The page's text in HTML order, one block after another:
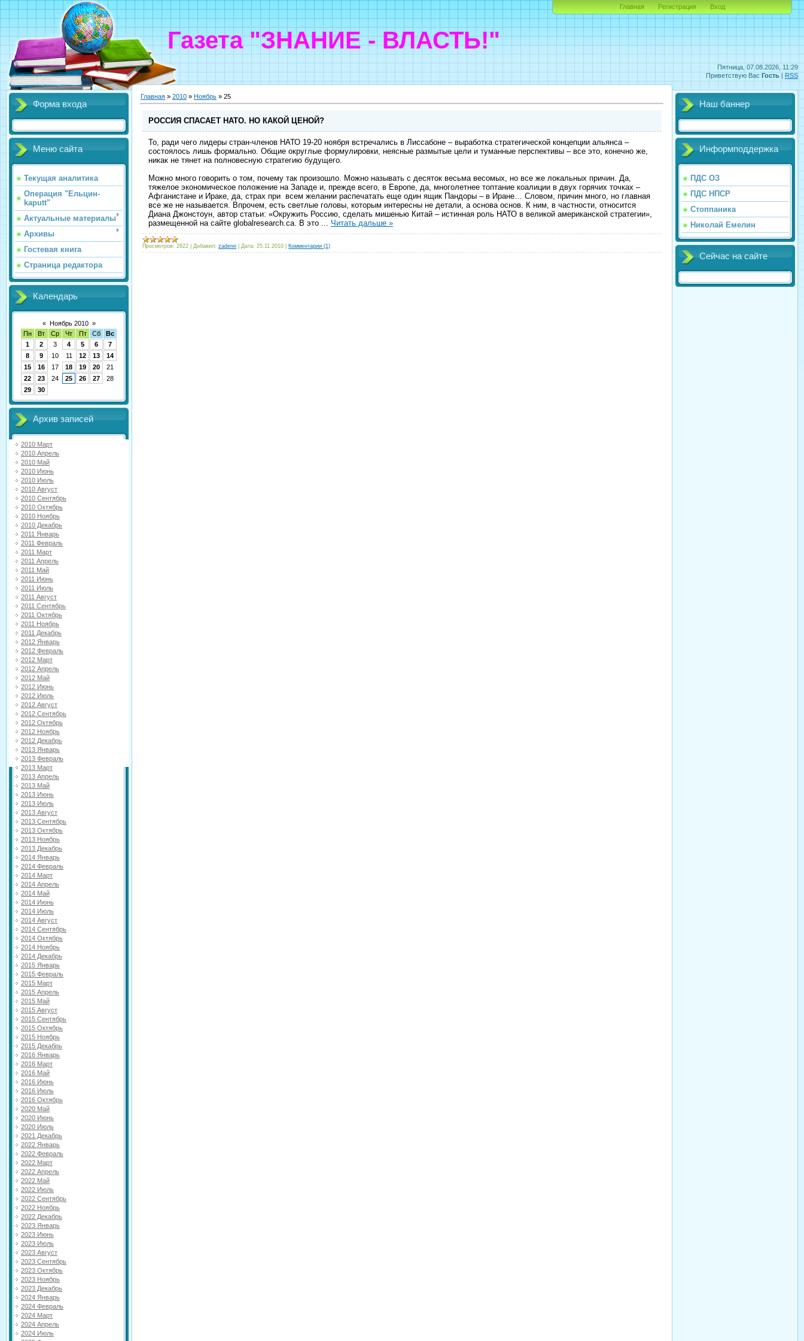
Пятница, 07.08.2026, 11:29
Приветствую Вас Гость | RSS
Газета "ЗНАНИЕ - ВЛАСТЬ!"
Главная Регистрация Вход
Форма входа
Меню сайта
Текущая аналитика
Операция "Ельцин-
kaputt"
Актуальные материалы
Архивы
Гостевая книга
Страница редактора
Календарь
« Ноябрь 2010 »
Пн
Вт Ср Чт Пт Сб
Вс
1
2 3 4 5 6
7
8
9 10 11 12 13
14
15
16 17 18 19 20
21
22
23 24 25 26 27
28
29
30
Архив записей
2010 Март
2010 Апрель
2010 Май
2010 Июнь
2010 Июль
2010 Август
2010 Сентябрь
2010 Октябрь
2010 Ноябрь
2010 Декабрь
2011 Январь
2011 Февраль
2011 Март
2011 Апрель
2011 Май
2011 Июнь
2011 Июль
2011 Август
2011 Сентябрь
2011 Октябрь
2011 Ноябрь
2011 Декабрь
2012 Январь
2012 Февраль
2012 Март
2012 Апрель
2012 Май
2012 Июнь
2012 Июль
2012 Август
2012 Сентябрь
2012 Октябрь
2012 Ноябрь
2012 Декабрь
2013 Январь
2013 Февраль
2013 Март
2013 Апрель
2013 Май
2013 Июнь
2013 Июль
2013 Август
2013 Сентябрь
2013 Октябрь
2013 Ноябрь
2013 Декабрь
2014 Январь
2014 Февраль
2014 Март
2014 Апрель
2014 Май
2014 Июнь
2014 Июль
2014 Август
2014 Сентябрь
2014 Октябрь
2014 Ноябрь
2014 Декабрь
2015 Январь
2015 Февраль
2015 Март
2015 Апрель
2015 Май
2015 Август
2015 Сентябрь
2015 Октябрь
2015 Ноябрь
2015 Декабрь
2016 Январь
2016 Март
2016 Май
2016 Июнь
2016 Июль
2016 Октябрь
2020 Май
2020 Июнь
2020 Июль
2021 Декабрь
2022 Январь
2022 Февраль
2022 Март
2022 Апрель
2022 Май
2022 Июль
2022 Сентябрь
2022 Ноябрь
2022 Декабрь
2023 Январь
2023 Июнь
2023 Июль
2023 Август
2023 Сентябрь
2023 Октябрь
2023 Ноябрь
2023 Декабрь
2024 Январь
2024 Февраль
2024 Март
2024 Апрель
2024 Июль
Главная » 2010 » Ноябрь » 25
РОССИЯ СПАСАЕТ НАТО. НО КАКОЙ ЦЕНОЙ?
То, ради чего лидеры стран-членов НАТО 19-20 ноября встречались в Лиссабоне – выработка стратегической концепции альянса –
состоялось лишь формально. Общие округлые формулировки, неясные размытые цели и туманные перспективы – все это, конечно же,
никак не тянет на полновесную стратегию будущего.
Можно много говорить о том, почему так произошло. Можно называть с десяток весьма весомых, но все же локальных причин. Да,
тяжелое экономическое положение на Западе и, прежде всего, в Европе, да, многолетнее топтание коалиции в двух горячих точках –
Афганистане и Ираке, да, страх при всем желании распечатать еще один ящик Пандоры – в Иране… Словом, причин много, но главная
все же не называется. Впрочем, есть светлые головы, которым интересны не детали, а основа основ. К ним, в частности, относится
Диана Джонстоун, автор статьи: «Окружить Россию, сделать мишенью Китай – истинная роль НАТО в великой американской стратегии»,
размещенной на сайте globalresearch.ca. В это
Читать дальше »
Просмотров: 2622 Добавил: zaderei Дата: 25.11.2010 Комментарии (1)
Наш баннер
Информподдержка
ПДС ОЗ
ПДС НПСР
Стоппаника
Николай Емелин
Сейчас на сайте